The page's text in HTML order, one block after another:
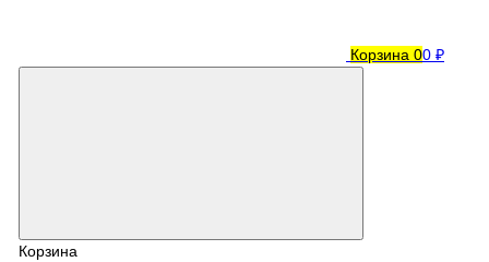
Корзина 00 ₽
Корзина